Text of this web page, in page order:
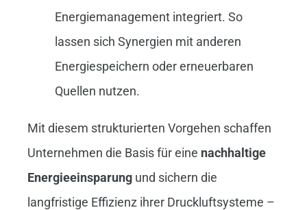
Energiemanagement integriert. So
lassen sich Synergien mit anderen
Energiespeichern oder erneuerbaren
Quellen nutzen.
Mit diesem strukturierten Vorgehen schaffen
Unternehmen die Basis für eine nachhaltige
Energieeinsparungund sichern die
langfristige Effizienz ihrer Druckluftsysteme –